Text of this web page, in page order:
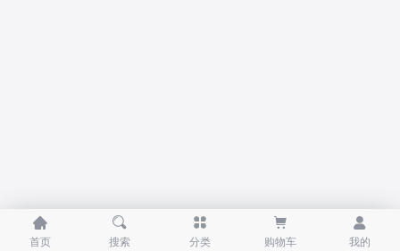

首页

搜索

分类

购物车

我的